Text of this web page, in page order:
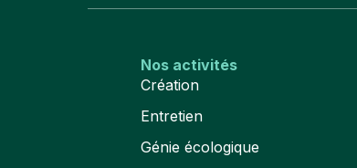
Nos activités
Création
Entretien
Génie écologique